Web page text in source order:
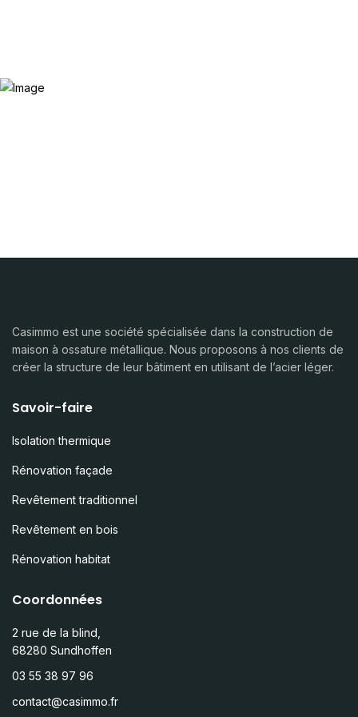
Casimmo est une société spécialisée dans la construction de
maison à ossature métallique. Nous proposons à nos clients de
créer la structure de leur bâtiment en utilisant de l’acier léger.
Savoir-faire
Isolation thermique
Rénovation façade
Revêtement traditionnel
Revêtement en bois
Rénovation habitat
Coordonnées
2 rue de la blind,
68280 Sundhoffen
03 55 38 97 96
contact@casimmo.fr